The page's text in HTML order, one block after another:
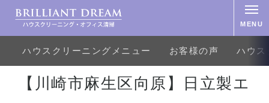
MENU
ハウスクリーニングメニュー お客様の声 ハウス
おそうじ機能付きエアコン 【川崎市麻生区向原】日立製エアコンクリーニングを実施！！
【川崎市麻生区向原】日立製エ